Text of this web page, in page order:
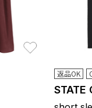
返品OK
STATE